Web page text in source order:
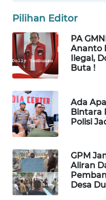
Pilihan Editor
PA
Ananto
Ilegal,
Buta !
Ada
Bintara
Polisi
GPM
Aliran
Desa
CO ID
WAHANANEWS
NET
WAHANA
SPORT
WAHANA
UMKM
WAHANA
SELEB
WAHANA